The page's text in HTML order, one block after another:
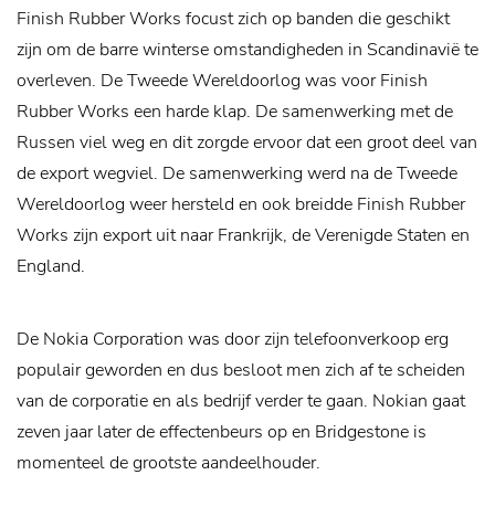
Finish Rubber Works focust zich op banden die geschikt
zijn om de barre winterse omstandigheden in Scandinavië te
overleven. De Tweede Wereldoorlog was voor Finish
Rubber Works een harde klap. De samenwerking met de
Russen viel weg en dit zorgde ervoor dat een groot deel van
de export wegviel. De samenwerking werd na de Tweede
Wereldoorlog weer hersteld en ook breidde Finish Rubber
Works zijn export uit naar Frankrijk, de Verenigde Staten en
England.
De Nokia Corporation was door zijn telefoonverkoop erg
populair geworden en dus besloot men zich af te scheiden
van de corporatie en als bedrijf verder te gaan. Nokian gaat
zeven jaar later de effectenbeurs op en Bridgestone is
momenteel de grootste aandeelhouder.